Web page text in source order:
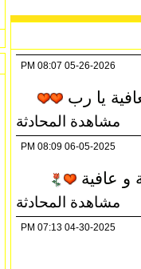
05-26-2026
08:07 PM
يا رب
مشاهدة المحادثة
06-05-2025
08:09 PM
و عافية
مشاهدة المحادثة
04-30-2025
07:13 PM